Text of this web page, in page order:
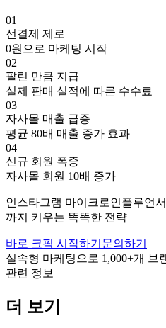
01
선결제 제로
0원으로 마케팅 시작
02
팔린 만큼 지급
실제 판매 실적에 따른 수수료
03
자사몰 매출 급증
평균 80배 매출 증가 효과
04
신규 회원 폭증
자사몰 회원 10배 증가
인스타그램 마이크로인플루언서
까지 키우는 똑똑한 전략
바로 크픽 시작하기 문의하기
실속형 마케팅으로 1,000+개 브
관련 정보
더 보기